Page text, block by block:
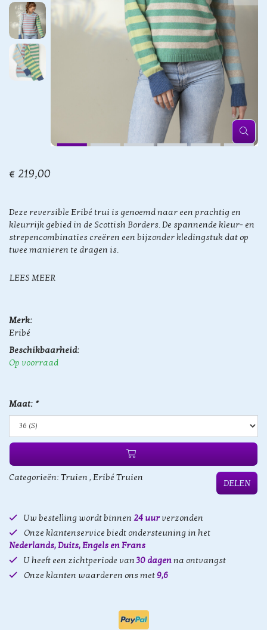
€ 219,00
Deze reversible Eribé trui is genoemd naar een prachtig en
kleurrijk gebied in de Scottish Borders. De spannende kleur- en
strepencombinaties creëren een bijzonder kledingstuk dat op
twee manieren te dragen is.
LEES MEER
Merk:
Eribé
Beschikbaarheid:
Op voorraad
Maat: *
Categorieën: Truien , Eribé Truien
DELEN
Uw bestelling wordt binnen 24 uurverzonden
Onze klantenservice biedt ondersteuning in het
Nederlands, Duits, Engels en Frans
U heeft een zichtperiode van30 dagenna ontvangst
Onze klanten waarderen ons met 9,6